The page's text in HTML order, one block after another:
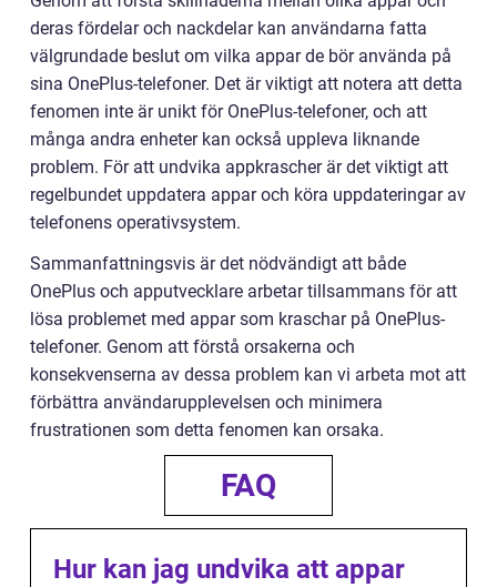
deras fördelar och nackdelar kan användarna fatta
välgrundade beslut om vilka appar de bör använda på
sina OnePlus-telefoner. Det är viktigt att notera att detta
fenomen inte är unikt för OnePlus-telefoner, och att
många andra enheter kan också uppleva liknande
problem. För att undvika appkrascher är det viktigt att
regelbundet uppdatera appar och köra uppdateringar av
telefonens operativsystem.
Sammanfattningsvis är det nödvändigt att både
OnePlus och apputvecklare arbetar tillsammans för att
lösa problemet med appar som kraschar på OnePlus-
telefoner. Genom att förstå orsakerna och
konsekvenserna av dessa problem kan vi arbeta mot att
förbättra användarupplevelsen och minimera
frustrationen som detta fenomen kan orsaka.
FAQ
Hur kan jag undvika att appar